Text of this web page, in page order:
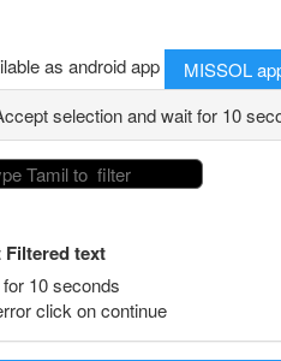
as android app
MISSOL
selection and wait for 10
text
10 seconds
click on continue